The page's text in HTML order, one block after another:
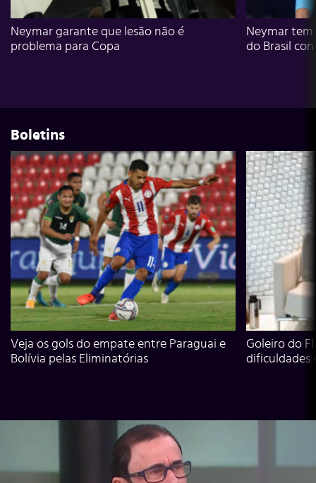
Neymar garante que lesão não é
problema para Copa
Neymar
do Brasil
Boletins
Veja os gols do empate entre Paraguai e
Bolívia pelas Eliminatórias
Goleiro do
dificuldades